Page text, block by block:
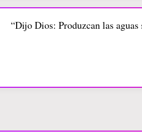
“Dijo Dios: Produzcan las